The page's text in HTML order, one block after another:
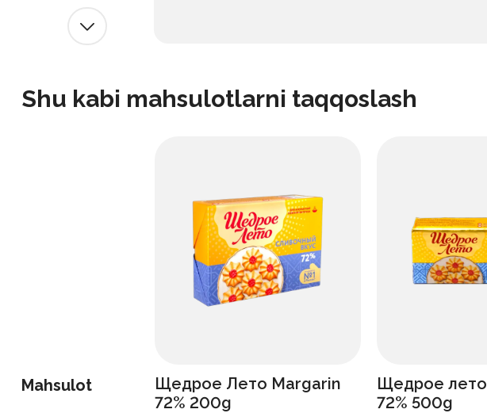
Shu kabi mahsulotlarni taqqoslash
Mahsulot
Щедрое Лето Margarin
72% 200g
Щедрое
72% 500g